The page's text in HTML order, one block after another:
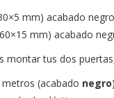
mm) acabado negro
mm) acabado
montar tus dos
(acabado negro)